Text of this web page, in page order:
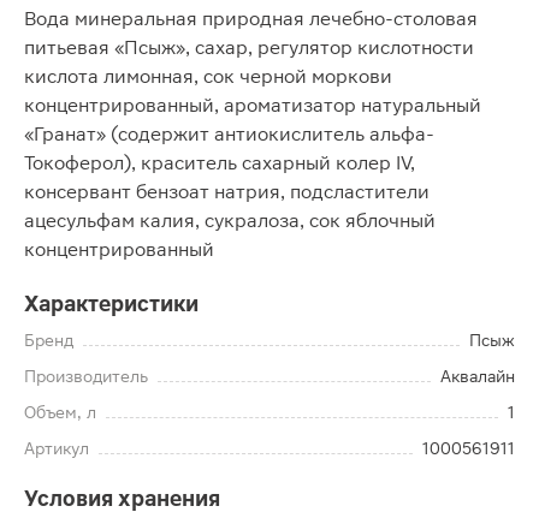
Вода минеральная природная лечебно-столовая
питьевая «Псыж», сахар, регулятор кислотности
кислота лимонная, сок черной моркови
концентрированный, ароматизатор натуральный
«Гранат» (содержит антиокислитель альфа-
Токоферол), краситель сахарный колер IV,
консервант бензоат натрия, подсластители
ацесульфам калия, сукралоза, сок яблочный
концентрированный
Характеристики
Бренд
Псыж
Производитель
Аквалайн
Объем, л
1
Артикул
1000561911
Условия хранения